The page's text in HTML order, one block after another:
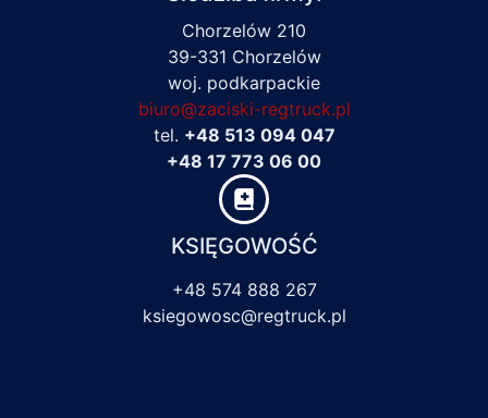
Chorzelów 210
39-331 Chorzelów
woj. podkarpackie
biuro@zaciski-regtruck.pl
tel. +48 513 094 047
+48 17 773 06 00
KSIĘGOWOŚĆ
+48 574 888 267
ksiegowosc@regtruck.pl